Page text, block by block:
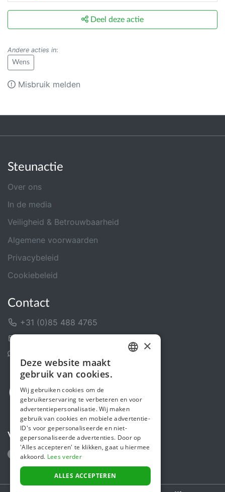
Deel deze actie
Andere acties in:
Wens
Misbruik melden
Steunactie
Over ons
In de media
Veiligheid & Betrouwbaarheid
Algemene voorwaarden
Privacybeleid
Cookiebeleid
Contact
+31 (0)85 488 4765
Volg ons
ENGLISH
×
Deze website maakt
gebruik van cookies.
Wij gebruiken cookies om de
gebruikerservaring te verbeteren en voor
advertentiepersonalisatie. Wij maken
gebruik van cookies en mobiele advertentie-
ID's voor gepersonaliseerde en niet-
gepersonaliseerde advertenties. Door op
'Alles accepteren' te klikken, gaat u hiermee
akkoord. Lees verder
ALLES ACCEPTEREN